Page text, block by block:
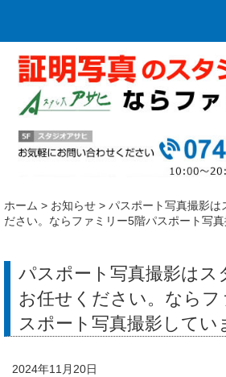
ホーム > お知らせ > パスポート写真撮影は
ださい。ならファミリー5階パスポート写真
パスポート写真撮影はス
お任せください。なら
スポート写真撮影してい
2024年11月20日